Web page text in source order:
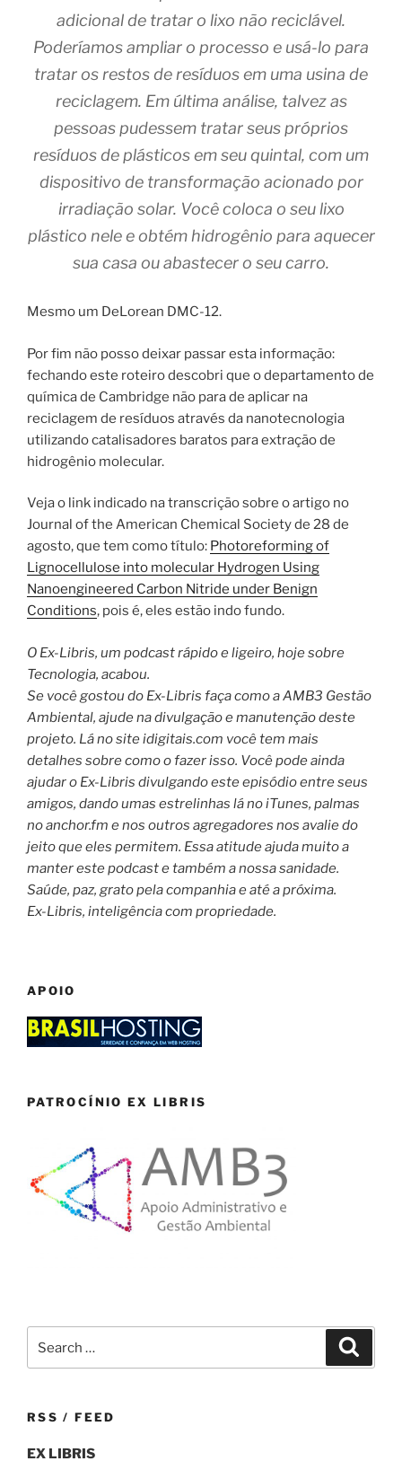
adicional de tratar o lixo não reciclável.
Poderíamos ampliar o processo e usá-lo para
tratar os restos de resíduos em uma usina de
reciclagem. Em última análise, talvez as
pessoas pudessem tratar seus próprios
resíduos de plásticos em seu quintal, com um
dispositivo de transformação acionado por
irradiação solar. Você coloca o seu lixo
plástico nele e obtém hidrogênio para aquecer
sua casa ou abastecer o seu carro.
Mesmo um DeLorean DMC-12.
Por fim não posso deixar passar esta informação:
fechando este roteiro descobri que o departamento de
química de Cambridge não para de aplicar na
reciclagem de resíduos através da nanotecnologia
utilizando catalisadores baratos para extração de
hidrogênio molecular.
Veja o link indicado na transcrição sobre o artigo no
Journal of the American Chemical Society de 28 de
agosto, que tem como título: Photoreforming of
Lignocellulose into molecular Hydrogen Using
Nanoengineered Carbon Nitride under Benign
Conditions, pois é, eles estão indo fundo.
O Ex-Libris, um podcast rápido e ligeiro, hoje sobre
Tecnologia, acabou.
Se você gostou do Ex-Libris faça como a AMB3 Gestão
Ambiental, ajude na divulgação e manutenção deste
projeto. Lá no site idigitais.com você tem mais
detalhes sobre como o fazer isso. Você pode ainda
ajudar o Ex-Libris divulgando este episódio entre seus
amigos, dando umas estrelinhas lá no iTunes, palmas
no anchor.fm e nos outros agregadores nos avalie do
jeito que eles permitem. Essa atitude ajuda muito a
manter este podcast e também a nossa sanidade.
Saúde, paz, grato pela companhia e até a próxima.
Ex-Libris, inteligência com propriedade.
APOIO
PATROCÍNIO EX LIBRIS
for:
RSS / FEED
EX LIBRIS